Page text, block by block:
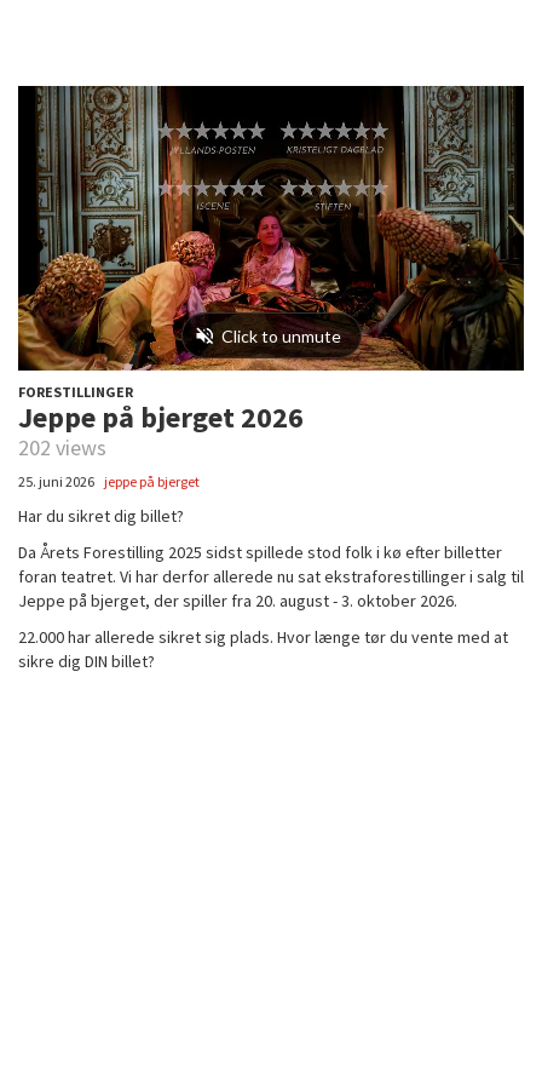
FORESTILLINGER
Jeppe på bjerget 2026
202 views
25. juni 2026 jeppe på bjerget
Har du sikret dig billet?
Da Årets Forestilling 2025 sidst spillede stod folk i kø efter billetter
foran teatret. Vi har derfor allerede nu sat ekstraforestillinger i salg til
Jeppe på bjerget, der spiller fra 20. august - 3. oktober 2026.
22.000 har allerede sikret sig plads. Hvor længe tør du vente med at
sikre dig DIN billet?